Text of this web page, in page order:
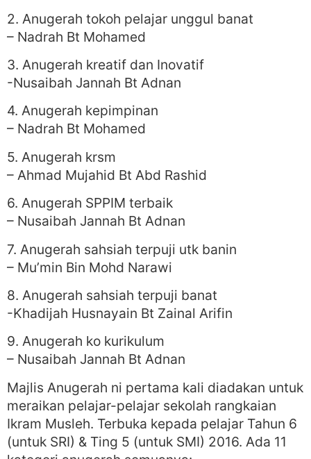
2. Anugerah tokoh pelajar unggul banat
– Nadrah Bt Mohamed
3. Anugerah kreatif dan Inovatif
-Nusaibah Jannah Bt Adnan
4. Anugerah kepimpinan
– Nadrah Bt Mohamed
5. Anugerah krsm
– Ahmad Mujahid Bt Abd Rashid
6. Anugerah SPPIM terbaik
– Nusaibah Jannah Bt Adnan
7. Anugerah sahsiah terpuji utk banin
– Mu’min Bin Mohd Narawi
8. Anugerah sahsiah terpuji banat
-Khadijah Husnayain Bt Zainal Arifin
9. Anugerah ko kurikulum
– Nusaibah Jannah Bt Adnan
Majlis Anugerah ni pertama kali diadakan untuk
meraikan pelajar-pelajar sekolah rangkaian
Ikram Musleh. Terbuka kepada pelajar Tahun 6
(untuk SRI) & Ting 5 (untuk SMI) 2016. Ada 11